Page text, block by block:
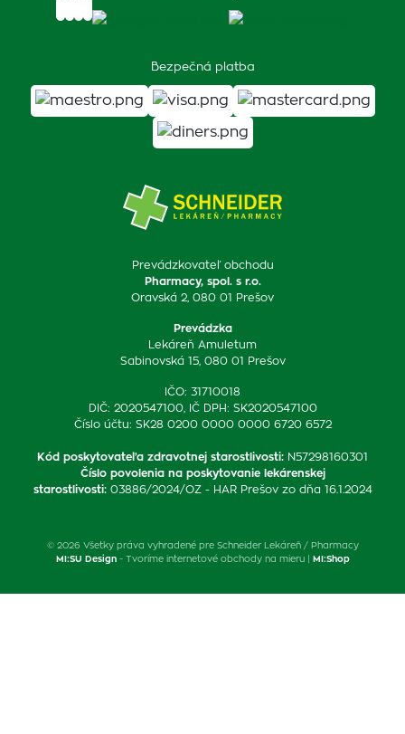
Prevádzkovateľ obchodu
Pharmacy, spol. s r.o.
Oravská 2, 080 01 Prešov
Prevádzka
Lekáreň Amuletum
Sabinovská 15, 080 01 Prešov
IČO: 31710018
DIČ: 2020547100, IČ DPH: SK2020547100
Číslo účtu: SK28 0200 0000 0000 6720 6572
Kód poskytovateľa zdravotnej starostlivosti: N57298160301
Číslo povolenia na poskytovanie lekárenskej
starostlivosti: 03886/2024/OZ - HAR Prešov zo dňa 16.1.2024
Bezpečná platba
© 2026 Všetky práva vyhradené pre Schneider Lekáreň / Pharmacy
MI:SU Design- Tvoríme internetové obchody na mieru | MI:Shop